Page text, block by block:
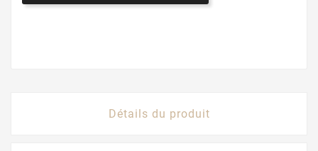
Détails du produit